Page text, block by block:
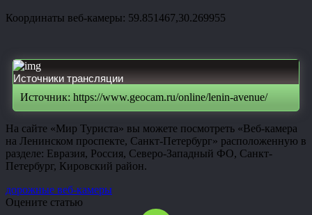
Координаты веб-камеры: 59.851467,30.269955
Источники трансляции
Источник: https://www.geocam.ru/online/lenin-avenue/
На сайте «Мир Туриста» вы можете посмотреть «Веб-камера
на Ленинском проспекте, Санкт-Петербург» расположенную в
разделе: Евразия, Россия, Северо-Западный ФО, Санкт-
Петербург, Кировский район.
дорожные веб-камеры
Оцените статью